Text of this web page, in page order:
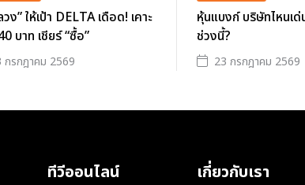
ง” ให้เป้า DELTA เดือด! เคาะ
บาท เชียร์ “ซื้อ”
กรกฎาคม 2569
หุ้นแบงก์ บริษัทไหนเ
ช่วงนี้?
23 กรกฎาคม 2569
ทีวีออนไลน์ เกี่ยวกับเรา